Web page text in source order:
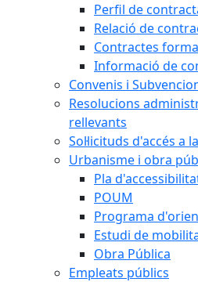
Perfil de
Relació de
Contractes
Informació de
Convenis i
Resolucions
rellevants
Sol·licituds d'accés a
Urbanisme i obra
Pla
POUM
Programa
Estudi de
Obra Pública
Empleats públics